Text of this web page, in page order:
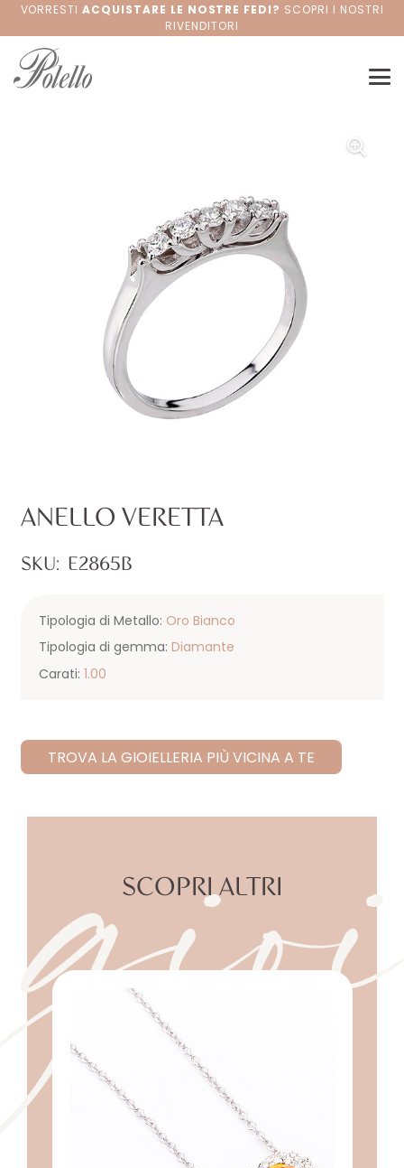
VORRESTIACQUISTARE LE NOSTRE FEDI? SCOPRI I NOSTRI
RIVENDITORI
ANELLO VERETTA
SKU: E2865B
Tipologia di Metallo: Oro Bianco
Tipologia di gemma: Diamante
Carati: 1.00
TROVA LA GIOIELLERIA PIÙ VICINA A TE
SCOPRI ALTRI